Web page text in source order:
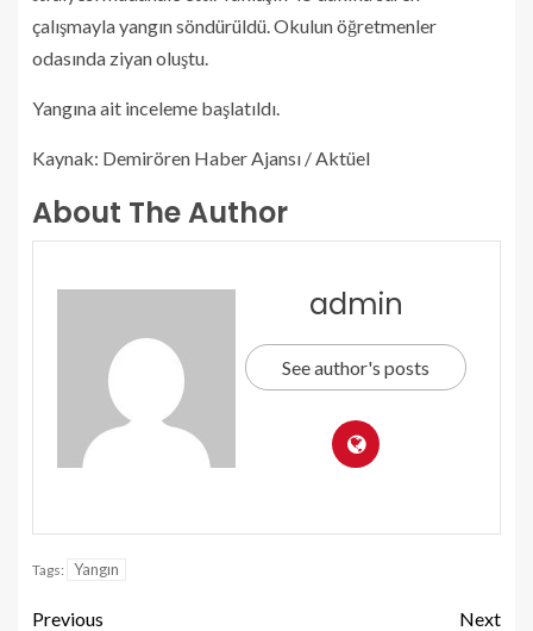
çalışmayla yangın söndürüldü. Okulun öğretmenler
odasında ziyan oluştu.
Yangına ait inceleme başlatıldı.
Kaynak: Demirören Haber Ajansı / Aktüel
About The Author
admin
See author's posts
Tags: Yangın
Previous
Next